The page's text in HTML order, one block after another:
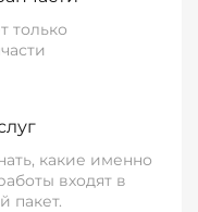
только
какие именно
входят в
пакет.